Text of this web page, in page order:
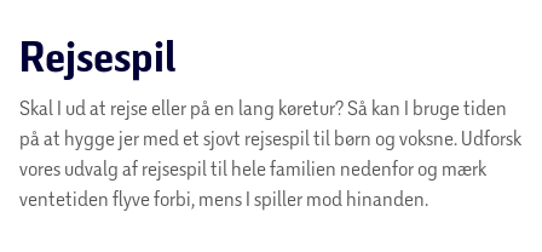
Rejsespil
Skal I ud at rejse eller på en lang køretur? Så kan I bruge tiden
på at hygge jer med et sjovt rejsespil til børn og voksne. Udforsk
vores udvalg af rejsespil til hele familien nedenfor og mærk
ventetiden flyve forbi, mens I spiller mod hinanden.